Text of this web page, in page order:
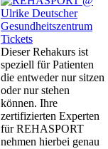
Tickets
Dieser Rehakurs ist
speziell für Patienten
die entweder nur sitzen
oder nur stehen
können. Ihre
zertifizierten Experten
für REHASPORT
nehmen hierbei genau